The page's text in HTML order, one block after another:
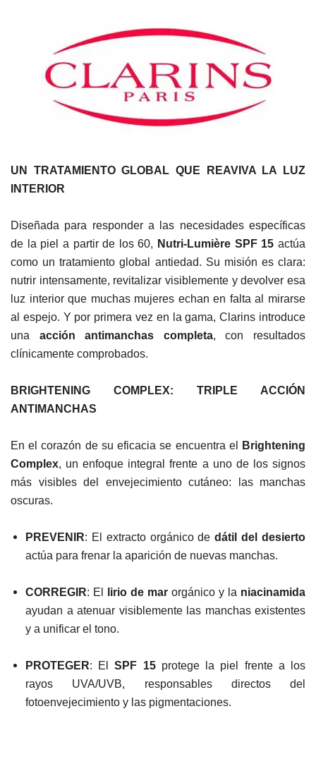
UN TRATAMIENTO GLOBAL QUE REAVIVA LA LUZ
INTERIOR
Diseñada para responder a las necesidades específicas
de la piel a partir de los 60, Nutri-Lumière SPF 15 actúa
como un tratamiento global antiedad. Su misión es clara:
nutrir intensamente, revitalizar visiblemente y devolver esa
luz interior que muchas mujeres echan en falta al mirarse
al espejo. Y por primera vez en la gama, Clarins introduce
una acción antimanchas completa, con resultados
clínicamente comprobados.
BRIGHTENING COMPLEX: TRIPLE ACCIÓN
ANTIMANCHAS
En el corazón de su eficacia se encuentra el
Brightening
Complex, un enfoque integral frente a uno de los signos
más visibles del envejecimiento cutáneo: las manchas
oscuras.
PREVENIR: El extracto orgánico dedátil del desierto
actúa para frenar la aparición de nuevas manchas.
CORREGIR: El lirio de mar orgánico y la niacinamida
ayudan a atenuar visiblemente las manchas existentes
y a unificar el tono.
PROTEGER: ElSPF 15protege la piel frente a los
rayos UVA/UVB, responsables directos del
fotoenvejecimiento y las pigmentaciones.